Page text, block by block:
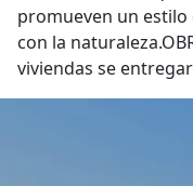
promueven un estilo
con la
viviendas se